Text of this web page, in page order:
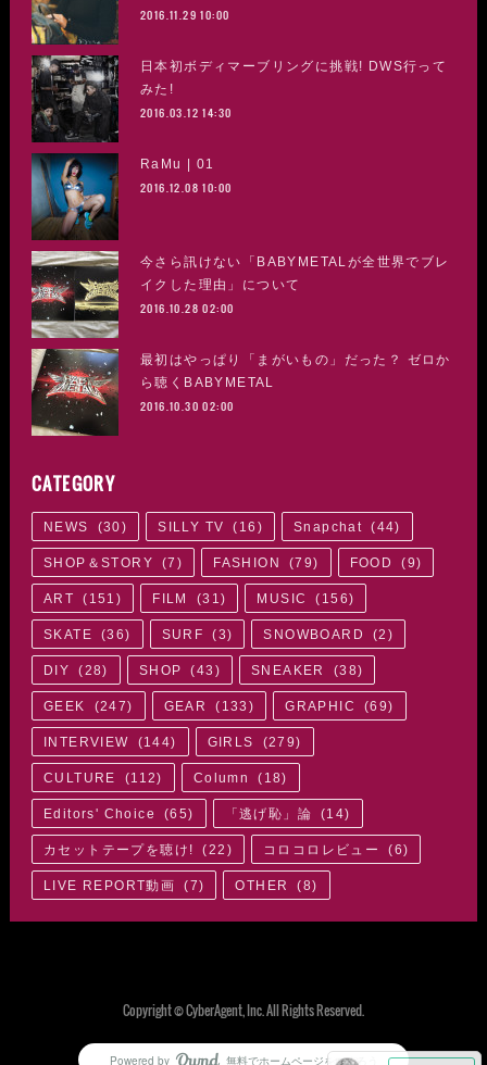
2016.11.29 10:00
日本初ボディマーブリングに挑戦! DWS行って
みた!
2016.03.12 14:30
RaMu | 01
2016.12.08 10:00
今さら訊けない「BABYMETALが全世界でブレ
イクした理由」について
2016.10.28 02:00
最初はやっぱり「まがいもの」だった？ ゼロか
ら聴くBABYMETAL
2016.10.30 02:00
CATEGORY
NEWS (30) SILLY TV ( 16 ) Snapchat (44)
SHOP＆STORY (7 ) FASHION (79) FOOD (9)
ART ( 151 ) FILM (31 ) MUSIC ( 156)
SKATE (36) SURF (3) SNOWBOARD (2 )
DIY (28) SHOP (43 ) SNEAKER (38)
GEEK (247) GEAR ( 133 ) GRAPHIC (69)
INTERVIEW (144) GIRLS (279)
CULTURE (112) Column ( 18)
Editors' Choice (65) 「逃げ恥」論 (14)
カセットテープを聴け! (22 ) コロコロレビュー (6)
LIVE REPORT動画 (7) OTHER (8)
Copyright © CyberAgent, Inc. All Rights Reserved.
Powered by 無料でホームページをつくろう